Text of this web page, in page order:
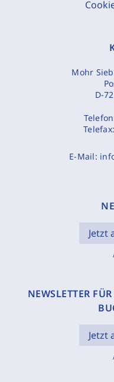
Mohr
D-
E-Mail:
Jetzt
NEWSLETTER
Jetzt